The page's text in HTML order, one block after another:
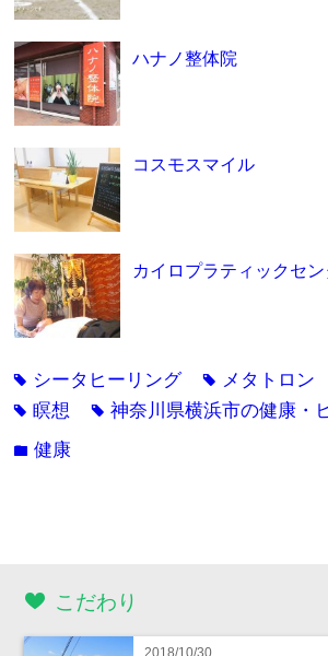
ハナノ整体院
コスモスマイル
カイロプラティックセ
tag シータヒーリング tag メタトロン
tag瞑想 tag神奈川県横浜市の健康・
folder健康
こだわり